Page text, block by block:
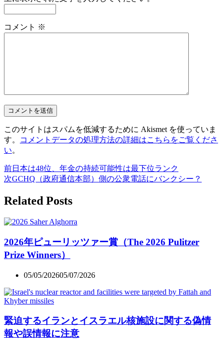
コメント ※
このサイトはスパムを低減するために Akismet を使っていま
す。
コメントデータの処理方法の詳細はこちらをご覧くださ
い。
前日本は48位、年金の持続可能性は最下位ランク
次GCHQ（政府通信本部）側の公衆電話にバンクシー？
Related Posts
2026年ピューリッツァー賞（The 2026 Pulitzer
Prize Winners）
05/05/202605/07/2026
緊迫するイランとイスラエル核施設に関する偽情
報や誤情報に注意